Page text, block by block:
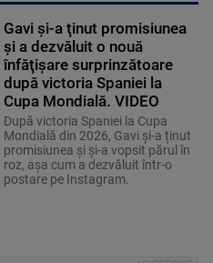
Gavi şi-a ţinut promisiunea
şi a dezvăluit o nouă
înfăţişare surprinzătoare
după victoria Spaniei la
Cupa Mondială. VIDEO
După victoria Spaniei la Cupa
Mondială din 2026, Gavi și-a ținut
promisiunea și și-a vopsit părul în
roz, așa cum a dezvăluit într-o
postare pe Instagram.